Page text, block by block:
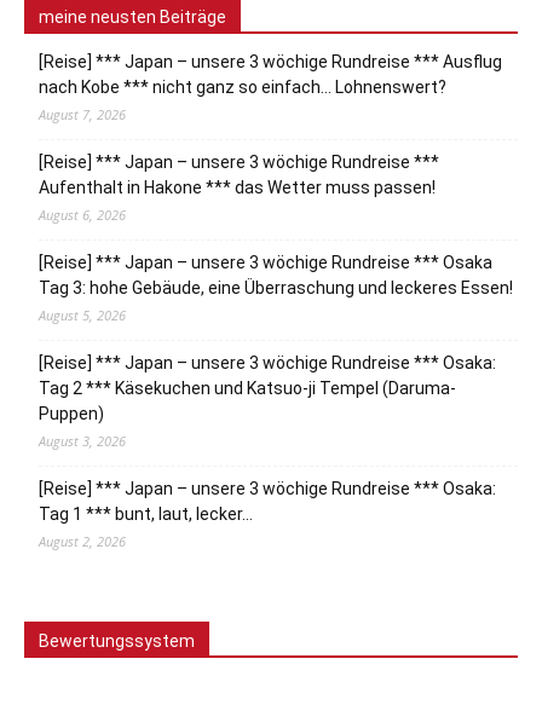
meine neusten Beiträge
[Reise] *** Japan – unsere 3 wöchige Rundreise *** Ausflug
nach Kobe *** nicht ganz so einfach… Lohnenswert?
August 7, 2026
[Reise] *** Japan – unsere 3 wöchige Rundreise ***
Aufenthalt in Hakone *** das Wetter muss passen!
August 6, 2026
[Reise] *** Japan – unsere 3 wöchige Rundreise *** Osaka
Tag 3: hohe Gebäude, eine Überraschung und leckeres Essen!
August 5, 2026
[Reise] *** Japan – unsere 3 wöchige Rundreise *** Osaka:
Tag 2 *** Käsekuchen und Katsuo-ji Tempel (Daruma-
Puppen)
August 3, 2026
[Reise] *** Japan – unsere 3 wöchige Rundreise *** Osaka:
Tag 1 *** bunt, laut, lecker…
August 2, 2026
Bewertungssystem